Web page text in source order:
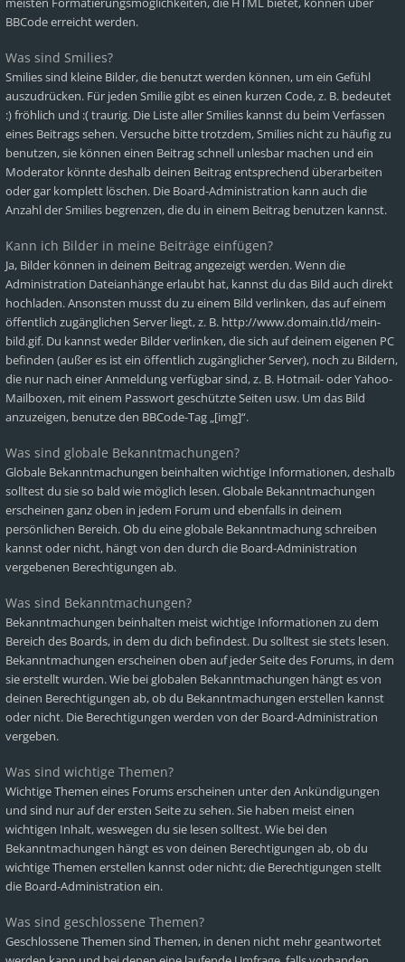
BBCode erreicht werden.
Was sind Smilies?
Smilies sind kleine Bilder, die benutzt werden können, um ein Gefühl
auszudrücken. Für jeden Smilie gibt es einen kurzen Code, z. B. bedeutet
:) fröhlich und :( traurig. Die Liste aller Smilies kannst du beim Verfassen
eines Beitrags sehen. Versuche bitte trotzdem, Smilies nicht zu häufig zu
benutzen, sie können einen Beitrag schnell unlesbar machen und ein
Moderator könnte deshalb deinen Beitrag entsprechend überarbeiten
oder gar komplett löschen. Die Board-Administration kann auch die
Anzahl der Smilies begrenzen, die du in einem Beitrag benutzen kannst.
Kann ich Bilder in meine Beiträge einfügen?
Ja, Bilder können in deinem Beitrag angezeigt werden. Wenn die
Administration Dateianhänge erlaubt hat, kannst du das Bild auch direkt
hochladen. Ansonsten musst du zu einem Bild verlinken, das auf einem
öffentlich zugänglichen Server liegt, z. B. http://www.domain.tld/mein-
bild.gif. Du kannst weder Bilder verlinken, die sich auf deinem eigenen PC
befinden (außer es ist ein öffentlich zugänglicher Server), noch zu Bildern,
die nur nach einer Anmeldung verfügbar sind, z. B. Hotmail- oder Yahoo-
Mailboxen, mit einem Passwort geschützte Seiten usw. Um das Bild
anzuzeigen, benutze den BBCode-Tag „[img]“.
Was sind globale Bekanntmachungen?
Globale Bekanntmachungen beinhalten wichtige Informationen, deshalb
solltest du sie so bald wie möglich lesen. Globale Bekanntmachungen
erscheinen ganz oben in jedem Forum und ebenfalls in deinem
persönlichen Bereich. Ob du eine globale Bekanntmachung schreiben
kannst oder nicht, hängt von den durch die Board-Administration
vergebenen Berechtigungen ab.
Was sind Bekanntmachungen?
Bekanntmachungen beinhalten meist wichtige Informationen zu dem
Bereich des Boards, in dem du dich befindest. Du solltest sie stets lesen.
Bekanntmachungen erscheinen oben auf jeder Seite des Forums, in dem
sie erstellt wurden. Wie bei globalen Bekanntmachungen hängt es von
deinen Berechtigungen ab, ob du Bekanntmachungen erstellen kannst
oder nicht. Die Berechtigungen werden von der Board-Administration
vergeben.
Was sind wichtige Themen?
Wichtige Themen eines Forums erscheinen unter den Ankündigungen
und sind nur auf der ersten Seite zu sehen. Sie haben meist einen
wichtigen Inhalt, weswegen du sie lesen solltest. Wie bei den
Bekanntmachungen hängt es von deinen Berechtigungen ab, ob du
wichtige Themen erstellen kannst oder nicht; die Berechtigungen stellt
die Board-Administration ein.
Was sind geschlossene Themen?
Geschlossene Themen sind Themen, in denen nicht mehr geantwortet